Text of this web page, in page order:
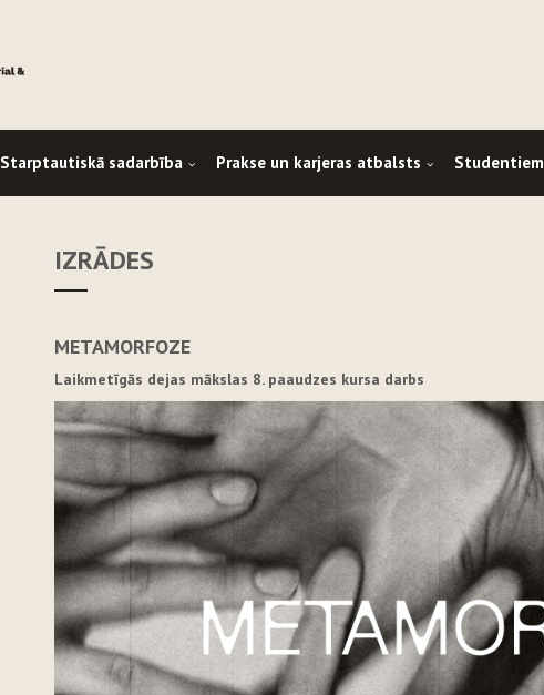
Starptautiskā sadarbība Prakse un karjeras atbalsts Studentiem
IZRĀDES
METAMORFOZE
Laikmetīgās dejas mākslas 8. paaudzes kursa darbs